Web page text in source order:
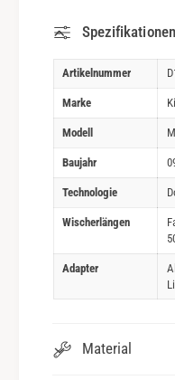
Spezifikationen
Artikelnummer
Marke
Modell
Baujahr
Technologie
Wischerlängen
Adapter
Material